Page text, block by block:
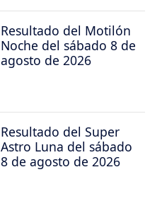
Resultado del Motilón
Noche del sábado 8 de
agosto de 2026
Resultado del Super
Astro Luna del sábado
8 de agosto de 2026